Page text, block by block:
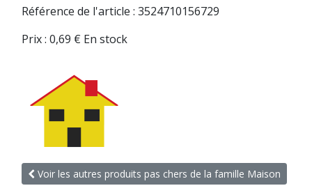
Référence de l'article : 3524710156729
Prix : 0,69 € En stock
Voir les autres produits pas chers de la famille Maison